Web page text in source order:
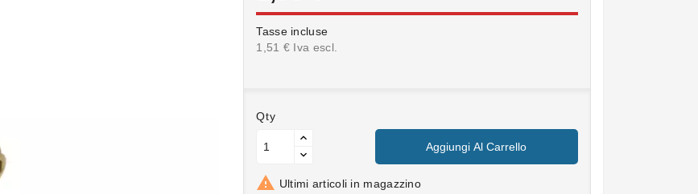
Tasse incluse
1,51 € Iva escl.
Qty
Aggiungi Al Carrello
 Ultimi articoli in magazzino